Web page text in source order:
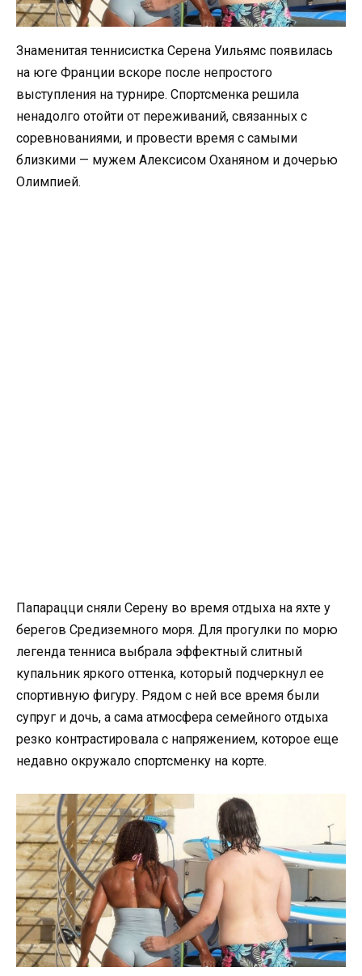
Знаменитая теннисистка Серена Уильямс появилась
на юге Франции вскоре после непростого
выступления на турнире. Спортсменка решила
ненадолго отойти от переживаний, связанных с
соревнованиями, и провести время с самыми
близкими — мужем Алексисом Оханяном и дочерью
Олимпией.
Папарацци сняли Серену во время отдыха на яхте у
берегов Средиземного моря. Для прогулки по морю
легенда тенниса выбрала эффектный слитный
купальник яркого оттенка, который подчеркнул ее
спортивную фигуру. Рядом с ней все время были
супруг и дочь, а сама атмосфера семейного отдыха
резко контрастировала с напряжением, которое еще
недавно окружало спортсменку на корте.